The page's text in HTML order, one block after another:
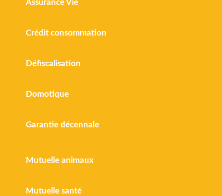
Assurance Vie
Crédit consommation
Défiscalisation
Domotique
Garantie décennale
Mutuelle animaux
Mutuelle santé